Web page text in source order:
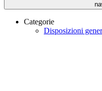
Categorie
Disposizioni